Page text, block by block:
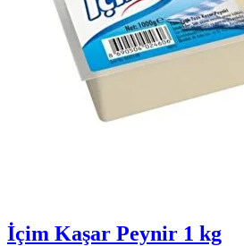
İçim Kaşar Peynir 1 kg